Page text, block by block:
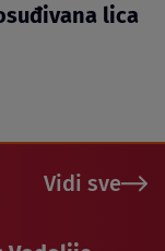
lica
Vidi sve